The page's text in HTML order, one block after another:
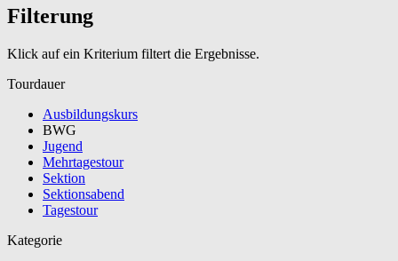
Filterung
Klick auf ein Kriterium filtert die Ergebnisse.
Tourdauer
Ausbildungskurs
BWG
Jugend
Mehrtagestour
Sektion
Sektionsabend
Tagestour
Kategorie